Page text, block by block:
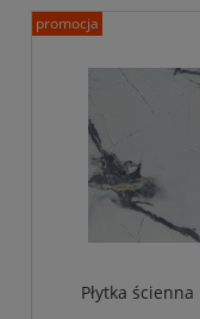
Płytka
promocja